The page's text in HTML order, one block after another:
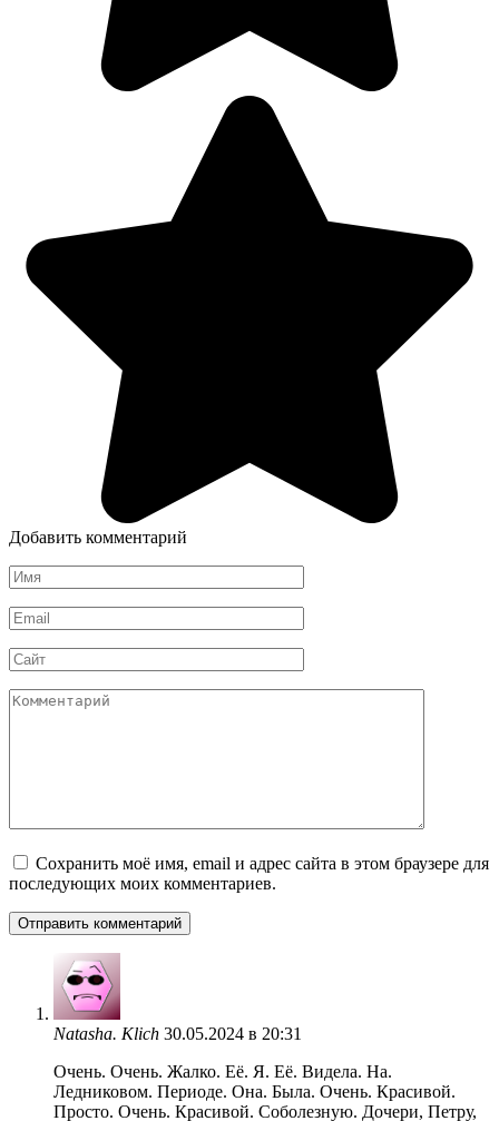
Добавить комментарий
Имя
*
Email
*
Сайт
Комментарий
Сохранить моё имя, email и адрес сайта в этом браузере для
последующих моих комментариев.
Natasha. Klich 30.05.2024 в 20:31
Очень. Очень. Жалко. Её. Я. Её. Видела. На.
Ледниковом. Периоде. Она. Была. Очень. Красивой.
Просто. Очень. Красивой. Соболезную. Дочери, Петру,